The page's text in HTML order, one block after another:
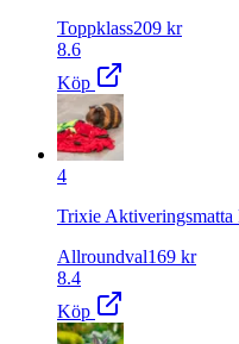
Toppklass209 kr
8.6
Köp
4
Trixie Aktiveringsmatta
Allroundval169 kr
8.4
Köp